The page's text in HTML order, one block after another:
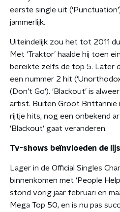
eerste single uit
jammerlijk.
Uiteindelijk zou het tot 2011
Met ‘Traktor’ haalde hij toen
bereikte zelfs de top 5. Later
een nummer 2 hit
(Don’t Go’). ‘Blackout’ is
artist. Buiten Groot Brittannië
rijtje hits, nog een onbekend
‘Blackout’ gaat veranderen.
Tv-shows beïnvloeden de
Lager in de Official Singles
binnenkomen met ‘People
stond vorig jaar februari en
Mega Top 50, en is nu pas